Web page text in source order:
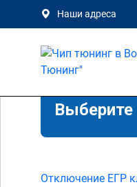
Наши адреса
Отключение ЕГР